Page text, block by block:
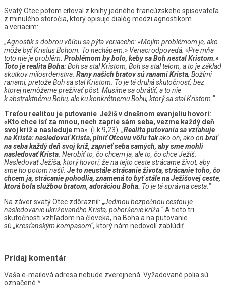
Svätý Otec potom citoval z knihy jedného francúzskeho spisovateľa
z minulého storočia, ktorý opisuje dialóg medzi agnostikom
a veriacim:
„Agnostik s dobrou vôľou sa pýta veriaceho: «Mojím problémom je, ako
môže byť Kristus Bohom. To nechápem.» Veriaci odpovedá: «Pre mňa
toto nie je problém. Problémom by bolo, keby sa Boh nestal Kristom.»
Toto je realita Boha:Boh sa stal Kristom, Boh sa stal telom, a to je základ
skutkov milosrdenstva. Rany našich bratov sú ranami Krista, Božími
ranami, pretože Boh sa stal Kristom. To je tá druhá skutočnosť, bez
ktorej nemôžeme prežívať pôst. Musíme sa obrátiť, a to nie
k abstraktnému Bohu, ale ku konkrétnemu Bohu, ktorý sa stal Kristom.“
Treťou realitou je putovanie Ježiš v dnešnom evanjeliu hovorí:
«Kto chce ísť za mnou, nech zaprie sám seba, vezme každý deň
svoj kríž a nasledujema». (Lk 9,23). „Realita putovania sa vzťahuje
na Krista: nasledovať Krista, plniť Otcovu vôľu takako on, ako on brať
na seba každý deň svoj kríž, zaprieť seba samých, aby sme mohli
nasledovať Krista . Nerobiť to, čo chcem ja, ale to, čo chce Ježiš.
Nasledovať Ježiša, ktorý hovorí, že na tejto ceste strácame život, aby
sme ho potom našli. Je to neustále strácanie života, strácanie toho, čo
chcem ja, strácanie pohodlia, znamená to byť stále na Ježišovej ceste,
ktorá bola službou bratom, adoráciou Boha. To je tá správna cesta.“
Na záver svätý Otec zdôraznil: „Jedinou bezpečnou cestou je
nasledovanie ukrižovaného Krista, pohoršenie kríža.“A tieto tri
skutočnosti vzhľadom na človeka, na Boha a na putovanie
sú „kresťanským kompasom“, ktorý nám nedovolí zablúdiť.
Pridaj komentár
Vaša e-mailová adresa nebude zverejnená. Vyžadované polia sú
označené *